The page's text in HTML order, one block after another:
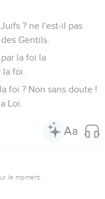
? ne l'est-il pas
Gentils.
la foi la
foi.
foi ? Non sans doute !
Loi.
le moment.